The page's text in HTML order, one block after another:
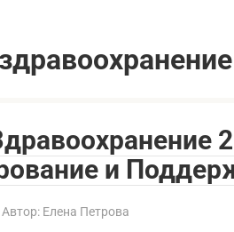
и
Автор: Елена Петрова